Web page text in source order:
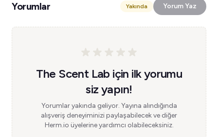
Yorumlar Yakında Yorum Yaz
The Scent Lab için ilk yorumu
siz yapın!
Yorumlar yakında geliyor. Yayına alındığında
alışveriş deneyiminizi paylaşabilecek ve diğer
Herm.io üyelerine yardımcı olabileceksiniz.